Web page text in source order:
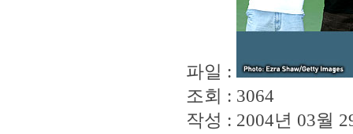
파일 :
조회 : 3064
작성 : 2004년 03월